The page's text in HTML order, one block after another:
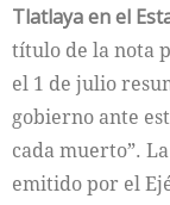
Tlatlaya en el
título de la nota
el 1 de julio
gobierno ante
cada muerto”.
emitido por el